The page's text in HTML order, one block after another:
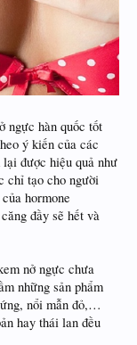
ngực hàn quốc tốt
ý kiến của các
được hiệu quả như
chỉ tạo cho người
hormone
đầy sẽ hết và
nở ngực chưa
những sản phẩm
nổi mẫn đỏ,…
hay thái lan đều